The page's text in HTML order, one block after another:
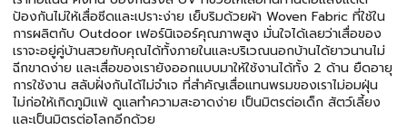
ป้องกันไม่ให้เสื่อซีดและเปราะง่าย เย็บริมด้วยผ้า Woven Fabric ที่ใช้ใน
การผลิตกับ Outdoor เฟอร์นิเจอร์คุณภาพสูง มั่นใจได้เลยว่าเสื่อของ
เราจะอยู่คู่บ้านสวยกับคุณได้ทั้งภายในและบริเวณนอกบ้านได้ยาวนานไม่
ฉีกขาดง่าย และเสื่อของเรายังออกแบบมาให้ใช้งานได้ทั้ง 2 ด้าน ยืดอายุ
การใช้งาน สลับฝั่งกันได้ไม่จำเจ ที่สำคัญเสื่อแทนพรมของเราไม่อมฝุ่น
ไม่ก่อให้เกิดภูมิแพ้ ดูแลทำความสะอาดง่าย เป็นมิตรต่อเด็ก สัตว์เลี้ยง
และเป็นมิตรต่อโลกอีกด้วย